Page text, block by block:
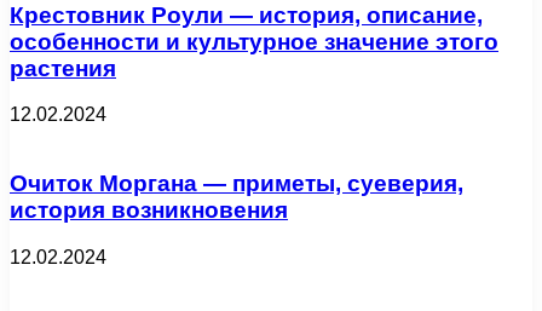
Крестовник Роули — история, описание,
особенности и культурное значение этого
растения
12.02.2024
Очиток Моргана — приметы, суеверия,
история возникновения
12.02.2024